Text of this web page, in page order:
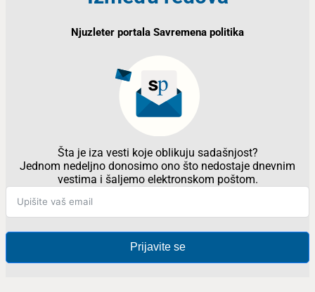
Njuzleter portala Savremena politika
Šta je iza vesti koje oblikuju sadašnjost?
Jednom nedeljno donosimo ono što nedostaje dnevnim
vestima i šaljemo elektronskom poštom.
Prijavite se